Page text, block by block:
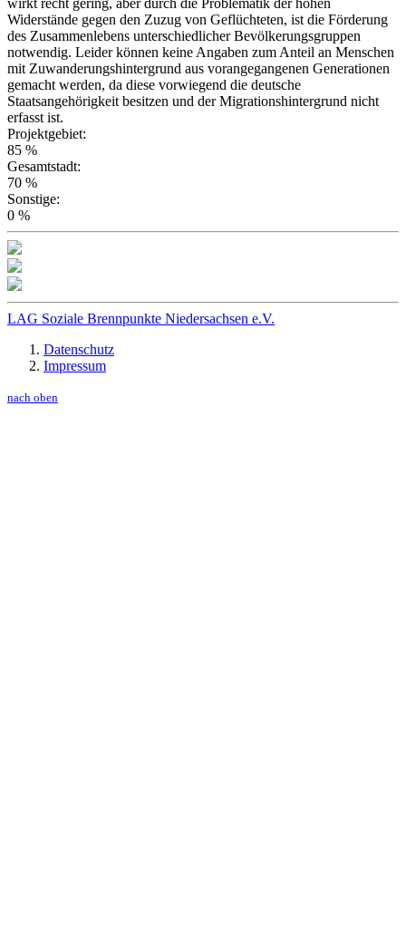
Widerstände gegen den Zuzug von Geflüchteten, ist die Förderung
des Zusammenlebens unterschiedlicher Bevölkerungsgruppen
notwendig. Leider können keine Angaben zum Anteil an Menschen
mit Zuwanderungshintergrund aus vorangegangenen Generationen
gemacht werden, da diese vorwiegend die deutsche
Staatsangehörigkeit besitzen und der Migrationshintergrund nicht
erfasst ist.
Projektgebiet:
85 %
Gesamtstadt:
70 %
Sonstige:
0 %
LAG Soziale Brennpunkte Niedersachsen e.V.
Datenschutz
Impressum
nach oben